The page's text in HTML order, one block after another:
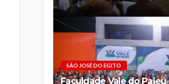
SÃO JOSÉ DO EGITO
Faculdade Vale do Pajeú